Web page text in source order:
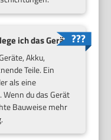
ich das Gerät?
Akku,
Teile. Ein
als eine
du das Gerät
Bauweise mehr